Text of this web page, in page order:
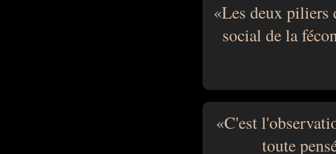
Les deux piliers
social de la
C'est
toute